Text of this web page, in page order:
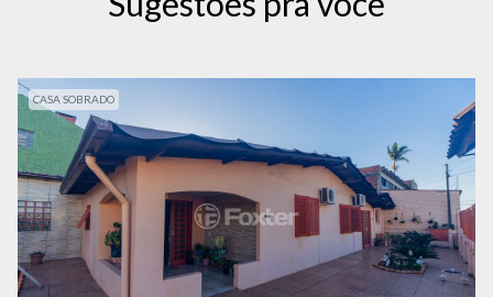
CASA SOBRADO